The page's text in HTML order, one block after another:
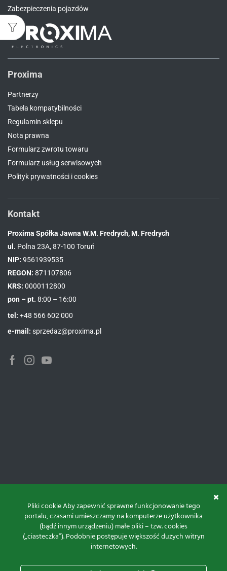
Zabezpieczenia pojazdów
Proxima
Partnerzy
Tabela kompatybilności
Regulamin sklepu
Nota prawna
Formularz zwrotu towaru
Formularz usług serwisowych
Polityk prywatności i cookies
Kontakt
Proxima Spółka Jawna W.M. Fredrych, M. Fredrych
ul. Polna 23A, 87-100 Toruń
NIP: 9561939535
REGON: 871107806
KRS: 0000112800
pon – pt. 8:00 – 16:00
tel: +48 566 602 000
e-mail: sprzedaz@proxima.pl
FacebookInstagramYoutube
Pliki cookie Aby zapewnić sprawne funkcjonowanie tego
portalu, czasami umieszczamy na komputerze użytkownika
(bądź innym urządzeniu) małe pliki – tzw. cookies
(„ciasteczka”). Podobnie postępuje większość dużych witryn
internetowych.